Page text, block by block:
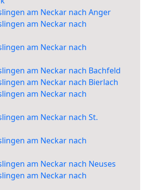
am Neckar nach Anger
am Neckar nach
am Neckar nach
am Neckar nach Bachfeld
am Neckar nach Bierlach
am Neckar nach
am Neckar nach St.
am Neckar nach
am Neckar nach Neuses
am Neckar nach